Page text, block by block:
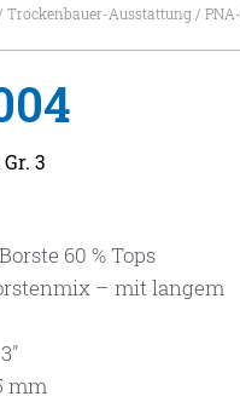
Trockenbauer-Ausstattung/
3
60 % Tops
– mit langem
mm